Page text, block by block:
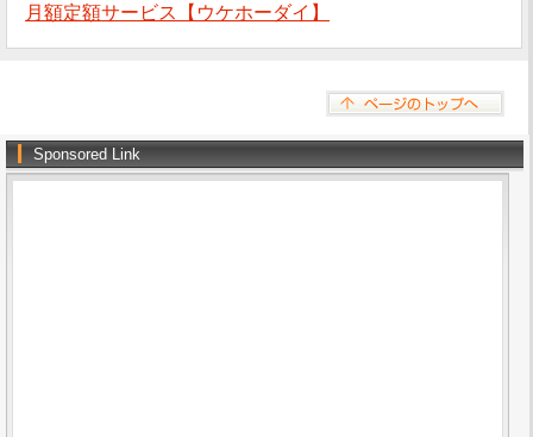
月額定額サービス【ウケホーダイ】
Sponsored Link